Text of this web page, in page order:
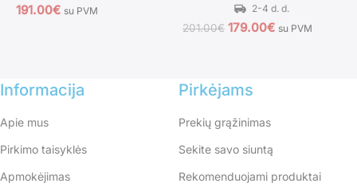
191.00€ su PVM
201.00€ 179.00€ su PVM
Informacija
Apie mus
Pirkimo taisyklės
Apmokėjimas
Pirkėjams
Prekių grąžinimas
Sekite savo siuntą
Rekomenduojami produktai